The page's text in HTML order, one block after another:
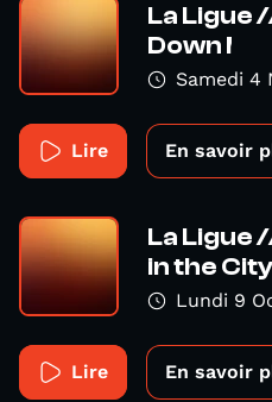
La Ligue
Down !
Samedi 4
Lire En savoir
La Ligue
in the
Lundi 9
Lire En savoir